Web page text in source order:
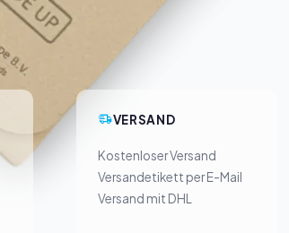
VERSAND
Kostenloser Versand
Versandetikett per E-Mail
Versand mit DHL